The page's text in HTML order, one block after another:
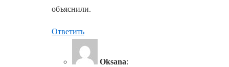
объяснили.
Ответить
Oksana: